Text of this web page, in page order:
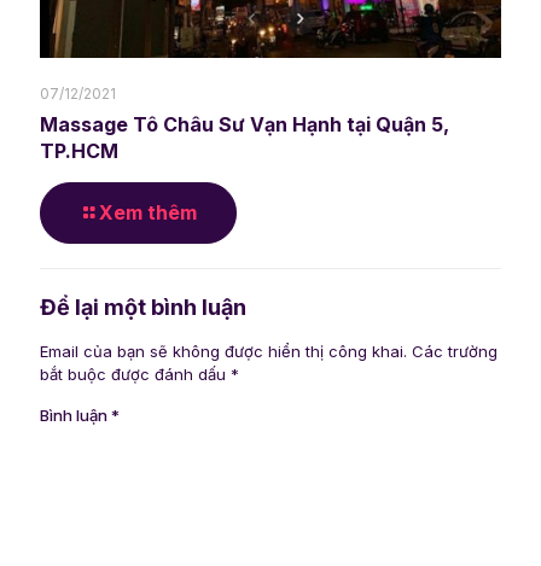
07/12/2021
Massage Tô Châu Sư Vạn Hạnh tại Quận 5,
TP.HCM
Xem thêm
Để lại một bình luận
Email của bạn sẽ không được hiển thị công khai. Các trường
bắt buộc được đánh dấu *
Bình luận*